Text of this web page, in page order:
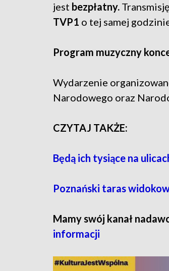
jest bezpłatny.
TVP1 o tej samej
Program muzyczny
Wydarzenie
Narodowego oraz
CZYTAJ TAKŻE:
Będą ich tysiące na
Poznański taras
Mamy swój kanał
informacji